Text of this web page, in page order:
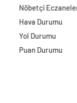
Nöbetçi
Hava Durumu
Yol Durumu
Puan Durumu